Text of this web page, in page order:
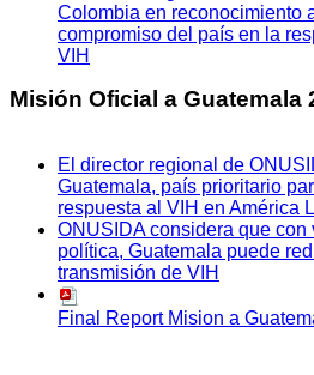
Colombia en reconocimiento
compromiso del país en la
VIH
Misión Oficial a Guatemala
El director regional de
Guatemala, país prioritario
respuesta al VIH en América
ONUSIDA considera que con
política, Guatemala puede
transmisión de VIH
Final Report Mision a